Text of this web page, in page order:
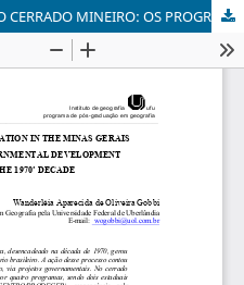
MODERNIZAÇÃO AGRÍCOLA NO CERRADO MINEIRO: OS PROGRAMAS GOVERNAMENTAIS DA DÉCADA DE 1970